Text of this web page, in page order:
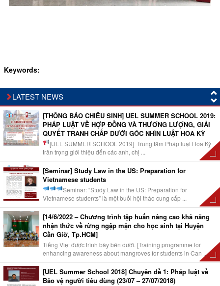
Keywords:
LATEST NEWS
[THÔNG BÁO CHIÊU SINH] UEL SUMMER SCHOOL 2019:
PHÁP LUẬT VỀ HỢP ĐỒNG VÀ THƯƠNG LƯỢNG, GIẢI
QUYẾT TRANH CHẤP DƯỚI GÓC NHÌN LUẬT HOA KỲ
[UEL SUMMER SCHOOL 2019] Trung tâm Pháp luật Hoa Kỳ
trân trọng giới thiệu đến các anh, chị ...
[Seminar] Study Law in the US: Preparation for
Vietnamese students
Seminar: “Study Law in the US: Preparation for
Vietnamese students” là một buổi hội thảo cung cấp ...
[14/6/2022 – Chương trình tập huấn nâng cao khả năng
nhận thức về rừng ngập mặn cho học sinh tại Huyện
Cần Giờ, Tp.HCM]
Tiếng Việt được trình bày bên dưới. [Training programme for
enhancing awareness about mangroves for students in Can ...
[UEL Summer School 2018] Chuyên đề 1: Pháp luật về
Bảo vệ người tiêu dùng (23/07 – 27/07/2018)